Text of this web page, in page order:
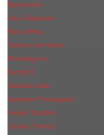
Nasomatto
Paco Rabanne
Paris Hilton
Parfums de Marly
Penhaligon​'s
RicHarD
Salvador Dali
Salvatore Ferragamo
Sergio Tacchini
Tiziana Terenzi